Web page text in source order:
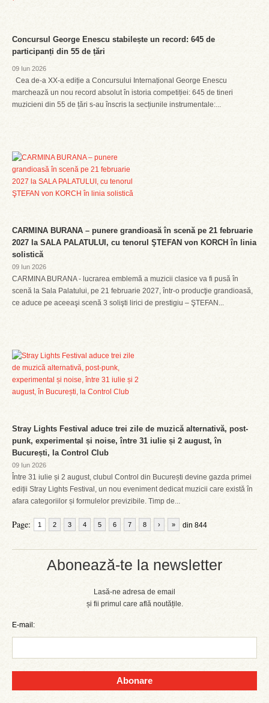
Abonează-te la newsletter
Lasă-ne adresa de email
și fii primul care află noutățile.
E-mail:
Abonare
Concursul George Enescu stabilește un record: 645 de
participanți din 55 de țări
09 Iun 2026
Cea de-a XX-a ediție a Concursului Internațional George Enescu
marchează un nou record absolut în istoria competiției: 645 de tineri
muzicieni din 55 de țări s-au înscris la secțiunile instrumentale:...
CARMINA BURANA – punere grandioasă în scenă pe 21 februarie
2027 la SALA PALATULUI, cu tenorul ŞTEFAN von KORCH în linia
solistică
09 Iun 2026
CARMINA BURANA - lucrarea emblemă a muzicii clasice va fi pusă în
scenă la Sala Palatului, pe 21 februarie 2027, într-o producţie grandioasă,
ce aduce pe aceeaşi scenă 3 solişti lirici de prestigiu – ŞTEFAN...
Stray Lights Festival aduce trei zile de muzică alternativă, post-
punk, experimental și noise, între 31 iulie și 2 august, în
București, la Control Club
09 Iun 2026
Între 31 iulie și 2 august, clubul Control din București devine gazda primei
ediții Stray Lights Festival, un nou eveniment dedicat muzicii care există în
afara categoriilor și formulelor previzibile. Timp de...
Page: 1 2 3 4 5 6 7 8 din 844
› »